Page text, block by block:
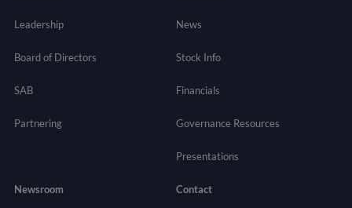
Leadership
Board of Directors
SAB
Partnering
News
Stock Info
Financials
Governance Resources
Presentations
Newsroom Contact